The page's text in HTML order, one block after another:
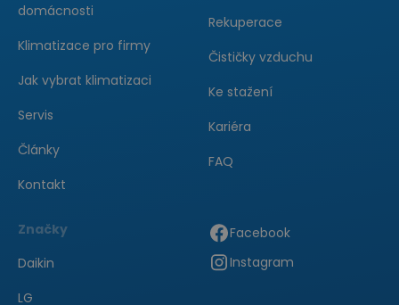
domácnosti
Klimatizace pro firmy
Jak vybrat klimatizaci
Servis
Články
Kontakt
Rekuperace
Čističky vzduchu
Ke stažení
Kariéra
FAQ
Značky
Daikin
LG
Facebook
Instagram